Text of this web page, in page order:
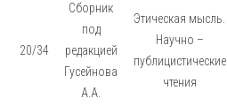
20/34
Сборник
под
редакцией
Гусейнова
А.А.
Этическая мысль.
Научно –
публицистические
чтения